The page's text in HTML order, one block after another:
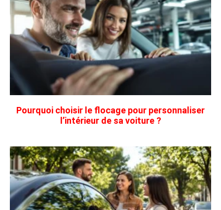
Pourquoi choisir le flocage pour personnaliser
l’intérieur de sa voiture ?